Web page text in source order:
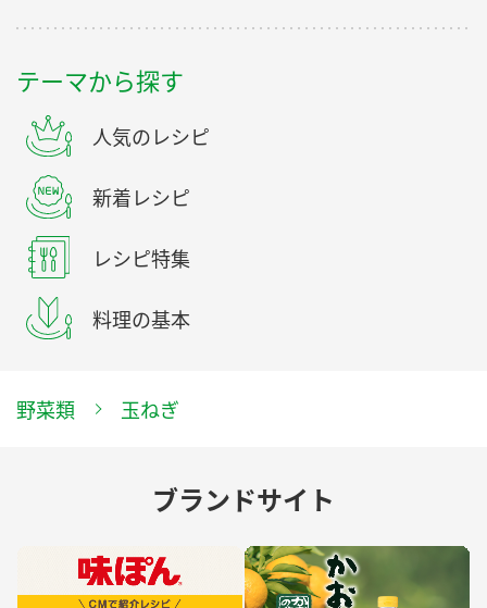
テーマから探す
人気のレシピ
新着レシピ
レシピ特集
料理の基本
野菜類 玉ねぎ
ブランドサイト